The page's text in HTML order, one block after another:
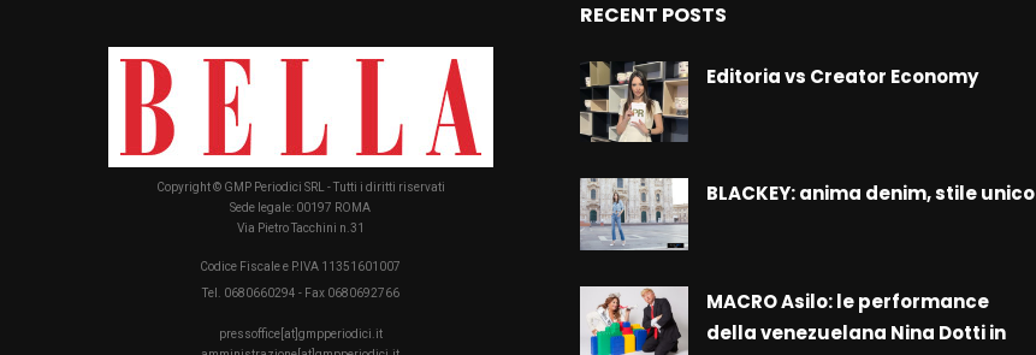
Copyright © GMP Periodici SRL - Tutti i diritti riservati
Sede legale: 00197 ROMA
Via Pietro Tacchini n.31
Codice Fiscale e P.IVA 11351601007
Tel. 0680660294 - Fax 0680692766
pressoffice[at]gmpperiodici.it
RECENT POSTS
Editoria vs Creator Economy
BLACKEY: anima denim, stile unico
MACRO Asilo: le performance
della venezuelana Nina Dotti in